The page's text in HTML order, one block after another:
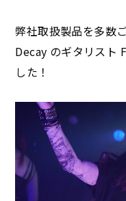
弊社取扱製品を多数
Decay のギタリスト
した！